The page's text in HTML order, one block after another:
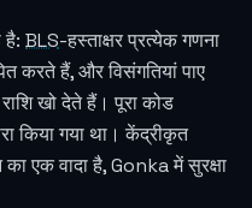
है: BLS-हस्ताक्षर प्रत्येक गणना
करते हैं, और विसंगतियां पाए
खो देते हैं। पूरा कोड
किया गया था। केंद्रीकृत
का एक वादा है, Gonka में सुरक्षा